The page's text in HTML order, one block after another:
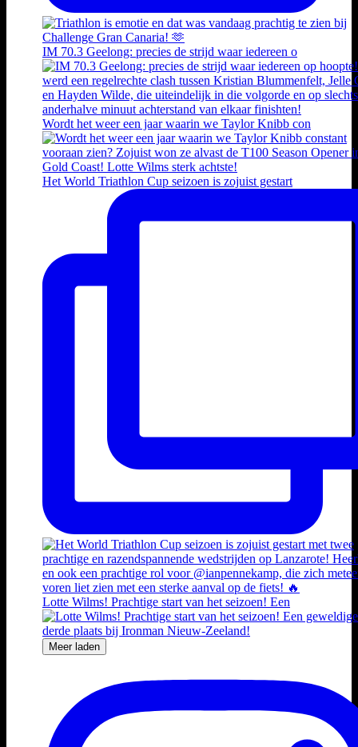
IM 70.3 Geelong: precies de strijd waar iedereen o
Wordt het weer een jaar waarin we Taylor Knibb con
Het World Triathlon Cup seizoen is zojuist gestart
Lotte Wilms! Prachtige start van het seizoen! Een
Meer laden